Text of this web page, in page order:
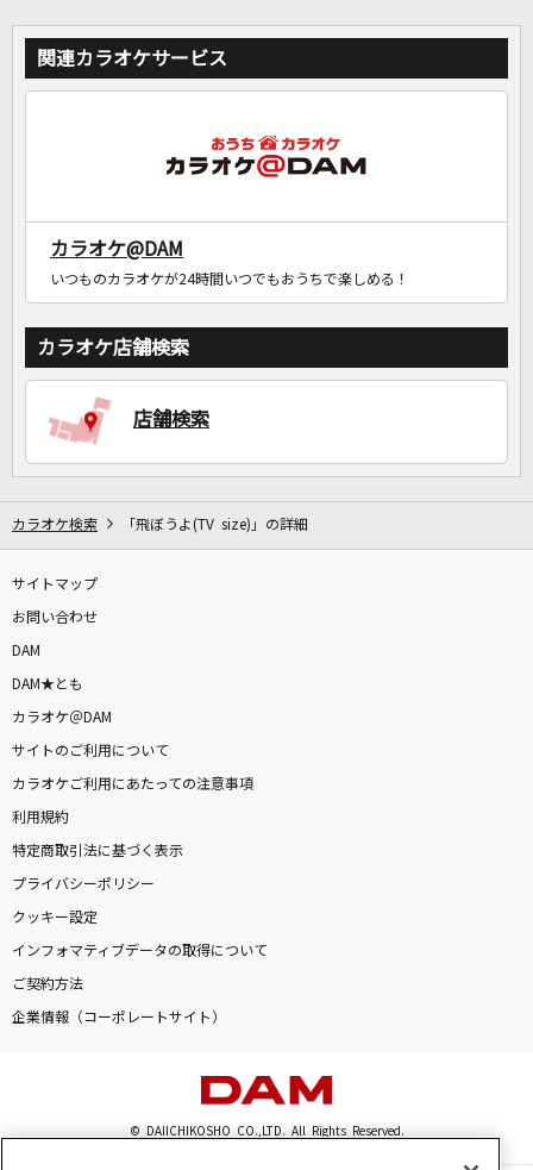
関連カラオケサービス
カラオケ@DAM
いつものカラオケが24時間いつでもおうちで楽しめる！
カラオケ店舗検索
店舗検索
カラオケ検索 「飛ぼうよ(TV size)」の詳細
サイトマップ
お問い合わせ
DAM
DAM★とも
カラオケ＠DAM
サイトのご利用について
カラオケご利用にあたっての注意事項
利用規約
特定商取引法に基づく表示
プライバシーポリシー
クッキー設定
インフォマティブデータの取得について
ご契約方法
企業情報（コーポレートサイト）
© DAIICHIKOSHO CO.,LTD. All Rights Reserved.